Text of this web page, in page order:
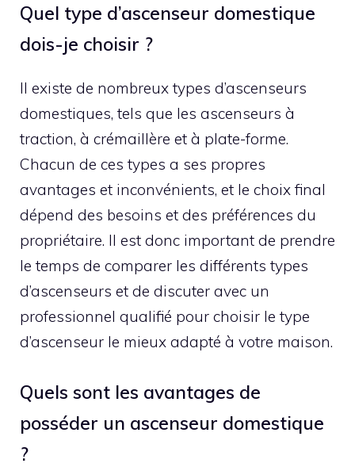
Quel type d’ascenseur domestique
dois-je choisir ?
Il existe de nombreux types d’ascenseurs
domestiques, tels que les ascenseurs à
traction, à crémaillère et à plate-forme.
Chacun de ces types a ses propres
avantages et inconvénients, et le choix final
dépend des besoins et des préférences du
propriétaire. Il est donc important de prendre
le temps de comparer les différents types
d’ascenseurs et de discuter avec un
professionnel qualifié pour choisir le type
d’ascenseur le mieux adapté à votre maison.
Quels sont les avantages de
posséder un ascenseur domestique
?